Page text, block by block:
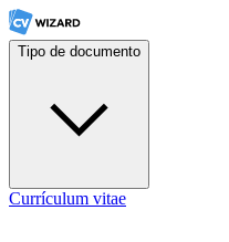
Tipo de documento
Currículum vitae